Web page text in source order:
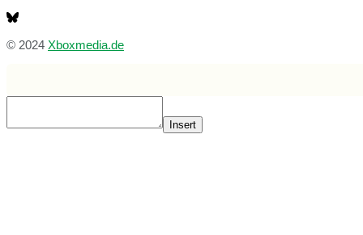
© 2024 Xboxmedia.de
Insert